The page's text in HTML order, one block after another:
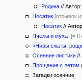
Родина //
Носатик [отрывок
Носатик //
Пчёлы и муха [=
«Нивы сжаты,
Осенние листики //
Прощание с летом
Загадки осенние